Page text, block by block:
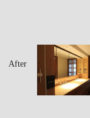
After